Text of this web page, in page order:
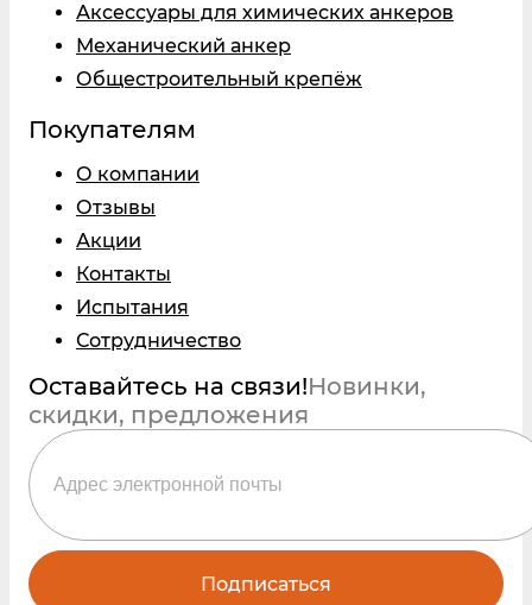
Аксессуары для химических анкеров
Механический анкер
Общестроительный крепёж
Покупателям
О компании
Отзывы
Акции
Контакты
Испытания
Сотрудничество
Оставайтесь на связи!Новинки,
скидки, предложения
Подписаться